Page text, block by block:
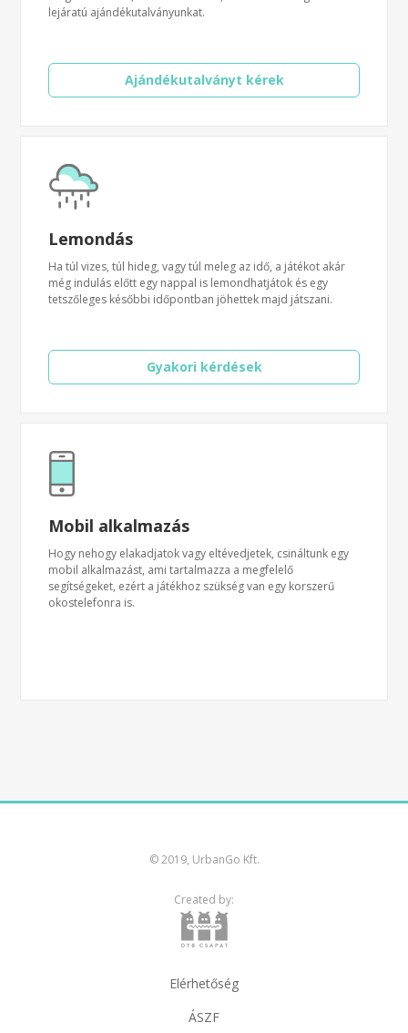
lejáratú ajándékutalványunkat.
Ajándékutalványt kérek
Lemondás
Ha túl vizes, túl hideg, vagy túl meleg az idő, a játékot akár
még indulás előtt egy nappal is lemondhatjátok és egy
tetszőleges későbbi időpontban jöhettek majd játszani.
Gyakori kérdések
Mobil alkalmazás
Hogy nehogy elakadjatok vagy eltévedjetek, csináltunk egy
mobil alkalmazást, ami tartalmazza a megfelelő
segítségeket, ezért a játékhoz szükség van egy korszerű
okostelefonra is.
© 2019, UrbanGo Kft.
Created by:
Elérhetőség
BUDAPEST
ÁSZF